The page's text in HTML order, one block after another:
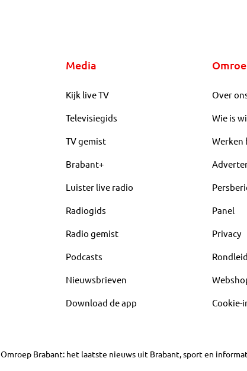
Media
Kijk live TV
Televisiegids
TV gemist
Brabant+
Luister live radio
Radiogids
Radio gemist
Podcasts
Nieuwsbrieven
Download de app
Over
Wie is
Werken
Panel
Privacy
Cookie-
Omroep Brabant: het laatste nieuws uit Brabant, sport en